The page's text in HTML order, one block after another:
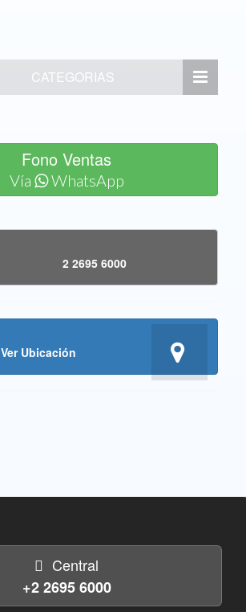
CATEGORIAS
Fono Ventas
Vía WhatsApp
2 2695 6000
Ver Ubicación
Central
+2 2695 6000